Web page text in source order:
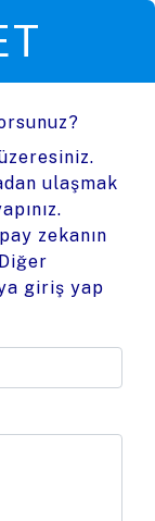
ulaşmak
zekanın
giriş yap